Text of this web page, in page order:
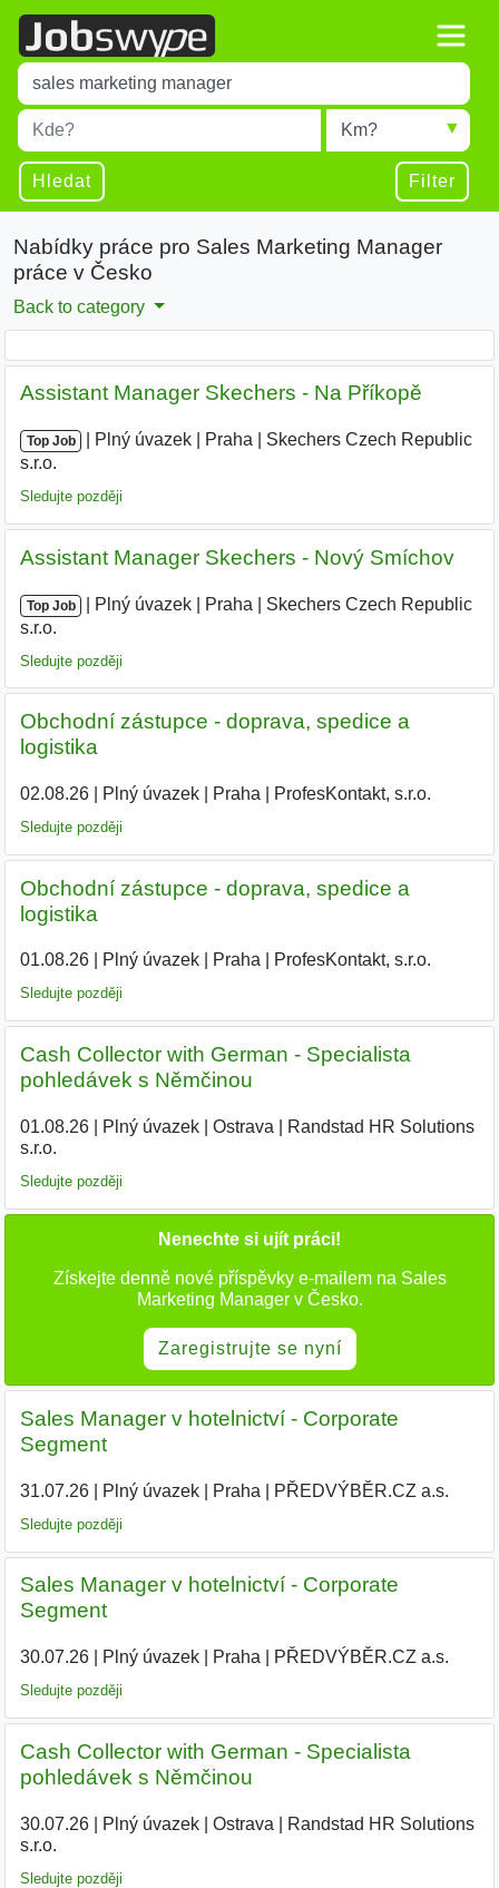
Title
Type 1 or more characters for results.
Místo
Type 1 or more characters for results.
Radius
Hledat Filter
Nabídky práce pro Sales Marketing Manager
práce v Česko
Back to category
Assistant Manager Skechers - Na Příkopě
Top Job Plný úvazek Praha
Skechers Czech Republic
s.r.o.
Sledujte později
Assistant Manager Skechers - Nový Smíchov
Top Job Plný úvazek Praha
Skechers Czech Republic
s.r.o.
Sledujte později
Obchodní zástupce - doprava, spedice a
logistika ️
02.08.26| Plný úvazek| Praha ProfesKontakt, s.r.o.
Sledujte později
Obchodní zástupce - doprava, spedice a
logistika ️
01.08.26| Plný úvazek| Praha ProfesKontakt, s.r.o.
Sledujte později
Cash Collector with German - Specialista
pohledávek s Němčinou
01.08.26| Plný úvazek| Ostrava
Randstad HR Solutions
s.r.o.
Sledujte později
Nenechte si ujít práci!
Získejte denně nové příspěvky e-mailem na Sales
Marketing Manager v Česko.
Zaregistrujte se nyní
Sales Manager v hotelnictví - Corporate
Segment
31.07.26| Plný úvazek| Praha PŘEDVÝBĚR.CZ a.s.
Sledujte později
Sales Manager v hotelnictví - Corporate
Segment
30.07.26| Plný úvazek| Praha PŘEDVÝBĚR.CZ a.s.
Sledujte později
Cash Collector with German - Specialista
pohledávek s Němčinou
30.07.26| Plný úvazek| Ostrava
Randstad HR Solutions
s.r.o.
Sledujte později